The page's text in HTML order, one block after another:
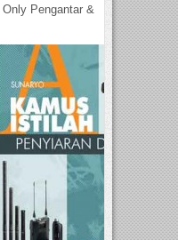
Pengantar &